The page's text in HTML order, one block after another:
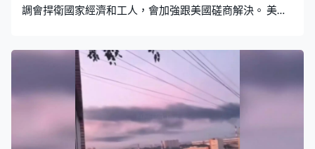
調會捍衛國家經濟和工人，會加強跟美國磋商解決。 美國
髪，無論是否《美墨加協定》涵蓋範圍都不獲豁免，能
源、魚類或關鍵礦物除外，新關稅30天後生效。 白宮指是
回應加拿大對美國汽車、酒和乳製品採取歧視措施，包括
指加拿大向美國汽車收稅及向美國芝士實施關稅配額，又
指加拿大大部分地區停止銷售美國酒精飲品。特朗普今次
引用的《1930年關稅法》第338條款訂明，若總統認為任